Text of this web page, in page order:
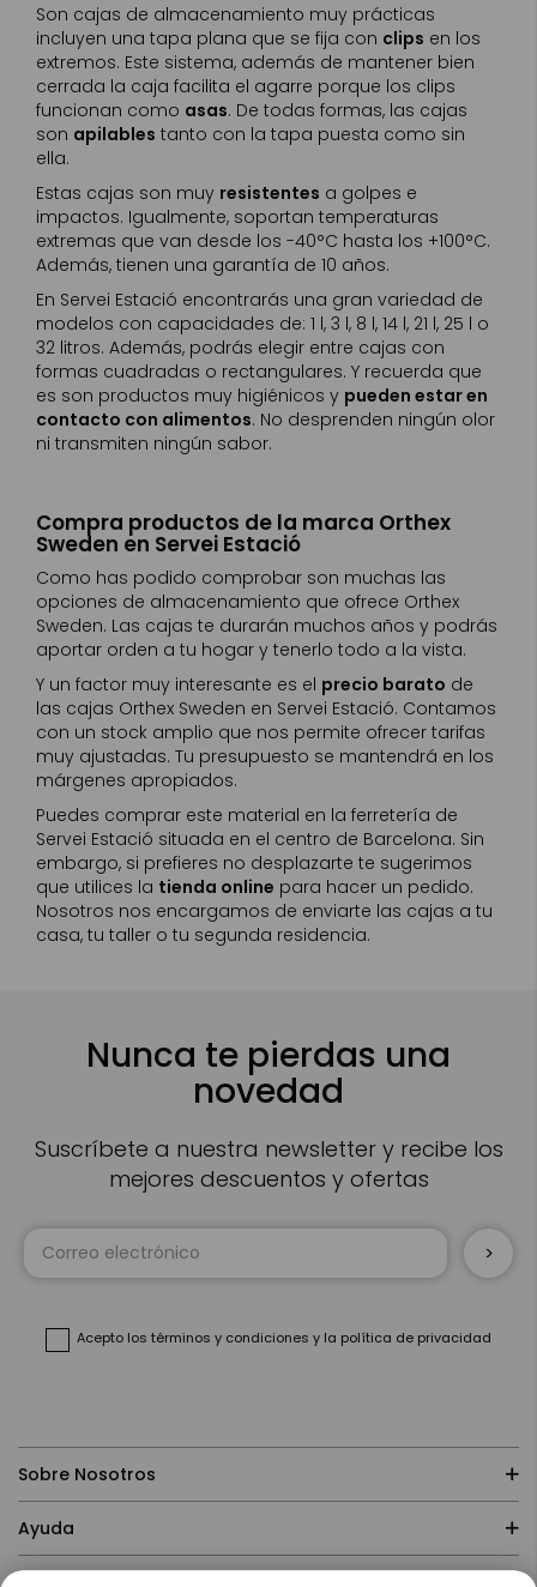
Son cajas de almacenamiento muy prácticas
incluyen una tapa plana que se fija con clips en los
extremos. Este sistema, además de mantener bien
cerrada la caja facilita el agarre porque los clips
funcionan como asas. De todas formas, las cajas
son apilables tanto con la tapa puesta como sin
ella.
Estas cajas son muy resistentes a golpes e
impactos. Igualmente, soportan temperaturas
extremas que van desde los -40°C hasta los +100°C.
Además, tienen una garantía de 10 años.
En Servei Estació encontrarás una gran variedad de
modelos con capacidades de: 1 l, 3 l, 8 l, 14 l, 21 l, 25 l o
32 litros. Además, podrás elegir entre cajas con
formas cuadradas o rectangulares. Y recuerda que
es son productos muy higiénicos y pueden estar en
contacto con alimentos. No desprenden ningún olor
ni transmiten ningún sabor.
Compra productos de la marca Orthex
Sweden en Servei Estació
Como has podido comprobar son muchas las
opciones de almacenamiento que ofrece Orthex
Sweden. Las cajas te durarán muchos años y podrás
aportar orden a tu hogar y tenerlo todo a la vista.
Y un factor muy interesante es el precio barato de
las cajas Orthex Sweden en Servei Estació. Contamos
con un stock amplio que nos permite ofrecer tarifas
muy ajustadas. Tu presupuesto se mantendrá en los
márgenes apropiados.
Puedes comprar este material en la ferretería de
Servei Estació situada en el centro de Barcelona. Sin
embargo, si prefieres no desplazarte te sugerimos
que utilices la tienda online para hacer un pedido.
Nosotros nos encargamos de enviarte las cajas a tu
casa, tu taller o tu segunda residencia.
Nunca te pierdas una
novedad
Suscríbete a nuestra newsletter y recibe los
mejores descuentos y ofertas
Inscríbase
Acepto los términos y condiciones y la política de privacidad
Sobre Nosotros
Ayuda